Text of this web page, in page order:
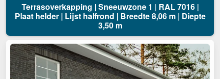
Terrasoverkapping | Sneeuwzone 1 | RAL 7016 |
Plaat helder | Lijst halfrond | Breedte 8,06 m | Diepte
3,50 m